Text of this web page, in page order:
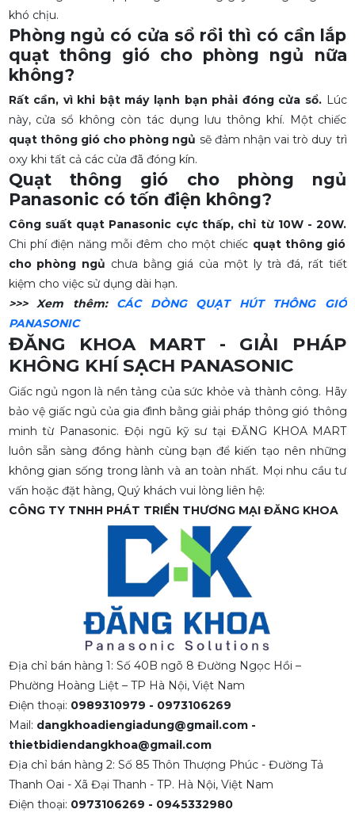
khó chịu.
Phòng ngủ có cửa sổ rồi thì có cần lắp
quạt thông gió cho phòng ngủ nữa
không?
Rất cần, vì khi bật máy lạnh bạn phải đóng cửa sổ.Lúc
này, cửa sổ không còn tác dụng lưu thông khí. Một chiếc
quạt thông gió cho phòng ngủ sẽ đảm nhận vai trò duy trì
oxy khi tất cả các cửa đã đóng kín.
Quạt thông gió cho phòng ngủ
Panasonic có tốn điện không?
Công suất quạt Panasonic cực thấp, chỉ từ 10W - 20W.
Chi phí điện năng mỗi đêm cho một chiếc quạt thông gió
cho phòng ngủ chưa bằng giá của một ly trà đá, rất tiết
kiệm cho việc sử dụng dài hạn.
>>> Xem thêm: CÁC DÒNG QUẠT HÚT THÔNG GIÓ
PANASONIC
ĐĂNG KHOA MART - GIẢI PHÁP
KHÔNG KHÍ SẠCH PANASONIC
Giấc ngủ ngon là nền tảng của sức khỏe và thành công. Hãy
bảo vệ giấc ngủ của gia đình bằng giải pháp thông gió thông
minh từ Panasonic. Đội ngũ kỹ sư tại ĐĂNG KHOA MART
luôn sẵn sàng đồng hành cùng bạn để kiến tạo nên những
không gian sống trong lành và an toàn nhất. Mọi nhu cầu tư
vấn hoặc đặt hàng, Quý khách vui lòng liên hệ:
CÔNG TY TNHH PHÁT TRIỂN THƯƠNG MẠI ĐĂNG KHOA
Địa chỉ bán hàng 1: Số 40B ngõ 8 Đường Ngọc Hồi –
Phường Hoàng Liệt – TP Hà Nội, Việt Nam
Điện thoại: 0989310979 - 0973106269
Mail: dangkhoadiengiadung@gmail.com -
thietbidiendangkhoa@gmail.com
Địa chỉ bán hàng 2: Số 85 Thôn Thượng Phúc - Đường Tả
Thanh Oai - Xã Đại Thanh - TP. Hà Nội, Việt Nam
Điện thoại: 0973106269 - 0945332980